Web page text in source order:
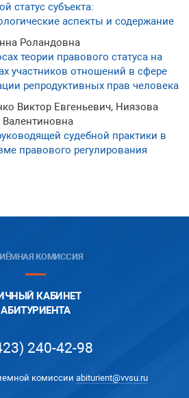
статус субъекта:
аспекты и содержание
Роландовна
теории правового статуса на
участников отношений в сфере
репродуктивных прав человека
Виктор Евгеньевич, Ниязова
судебной практики в
правового регулирования
КОМИССИЯ
КАБИНЕТ
АБИТУРИЕНТА
240-42-98
комиссии abiturient@vvsu.ru